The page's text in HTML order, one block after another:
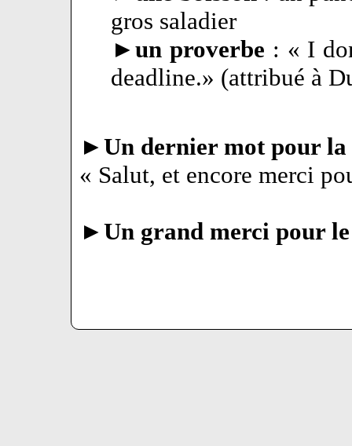
gros saladier
►un proverbe : « I
deadline.» (attribué à
►Un dernier mot pour la
« Salut, et encore merci
►Un grand merci pour